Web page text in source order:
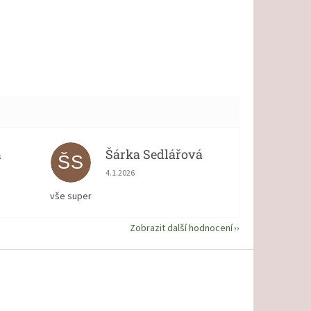
5 z 5 hvězdiček.ŠS Šárka Sedlářová
Hodnocení obchodu je 5 z 5 hvězdiček.
4.1.2026
vše super
Zobrazit další hodnocení